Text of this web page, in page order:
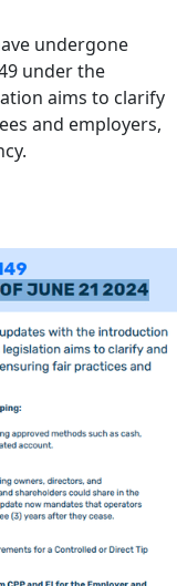
undergone
under the
aims to clarify
and employers,